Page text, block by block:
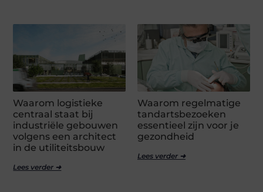
Waarom logistieke
centraal staat bij
industriële gebouwen
volgens een architect
in de utiliteitsbouw
Lees verder ➜
Waarom regelmatige
tandartsbezoeken
essentieel zijn voor je
gezondheid
Lees verder ➜